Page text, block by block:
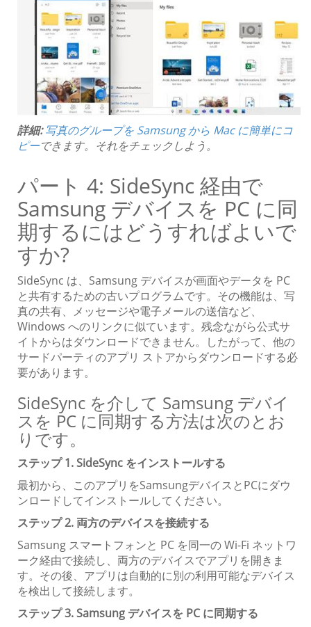
詳細: 写真のグループを Samsung から Mac に簡単にコ
ピーできます。それをチェックしよう。
パート 4: SideSync 経由で
Samsung デバイスを PC に同
期するにはどうすればよいで
すか?
SideSync は、Samsung デバイスが画面やデータを PC
と共有するための古いプログラムです。その機能は、写
真の共有、メッセージや電子メールの送信など、
Windows へのリンクに似ています。残念ながら公式サ
イトからはダウンロードできません。したがって、他の
サードパーティのアプリ ストアからダウンロードする必
要があります。
SideSync を介して Samsung デバイ
スを PC に同期する方法は次のとお
りです。
ステップ 1. SideSync をインストールする
最初から、このアプリをSamsungデバイスとPCにダウ
ンロードしてインストールしてください。
ステップ 2. 両方のデバイスを接続する
Samsung スマートフォンと PC を同一の Wi-Fi ネットワ
ーク経由で接続し、両方のデバイスでアプリを開きま
す。その後、アプリは自動的に別の利用可能なデバイス
を検出して接続します。
ステップ 3. Samsung デバイスを PC に同期する